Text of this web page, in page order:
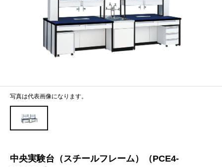
写真は代表画像になります。
中央実験台（スチールフレーム）（PCE4-